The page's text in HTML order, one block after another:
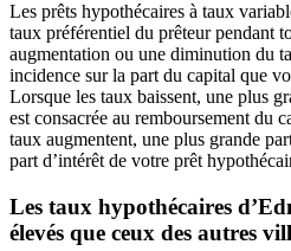
Les prêts hypothécaires à taux
taux préférentiel du prêteur pendant
augmentation ou une diminution du
incidence sur la part du capital que
Lorsque les taux baissent, une plus
est consacrée au remboursement du
taux augmentent, une plus grande
part d’intérêt de votre prêt
Les taux hypothécaires
élevés que ceux des autres